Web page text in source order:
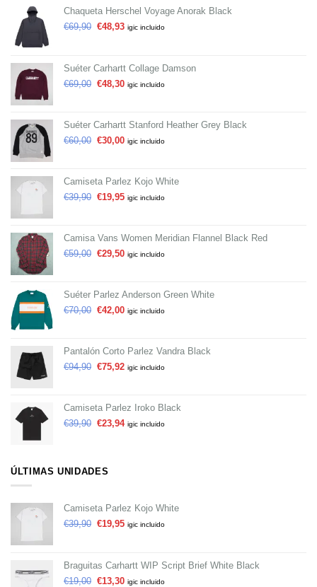
Chaqueta Herschel Voyage Anorak Black
€69,90 €48,93 igic incluido
Suéter Carhartt Collage Damson
€69,00 €48,30 igic incluido
Suéter Carhartt Stanford Heather Grey Black
€60,00 €30,00 igic incluido
Camiseta Parlez Kojo White
€39,90 €19,95 igic incluido
Camisa Vans Women Meridian Flannel Black Red
€59,00 €29,50 igic incluido
Suéter Parlez Anderson Green White
€70,00 €42,00 igic incluido
Pantalón Corto Parlez Vandra Black
€94,90 €75,92 igic incluido
Camiseta Parlez Iroko Black
€39,90 €23,94 igic incluido
ÚLTIMAS UNIDADES
Camiseta Parlez Kojo White
€39,90 €19,95 igic incluido
Braguitas Carhartt WIP Script Brief White Black
€19,00 €13,30 igic incluido